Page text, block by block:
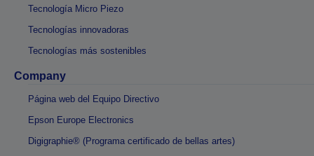
Tecnología Micro Piezo
Tecnologías innovadoras
Tecnologías más sostenibles
Company
Página web del Equipo Directivo
Epson Europe Electronics
Digigraphie® (Programa certificado de bellas artes)